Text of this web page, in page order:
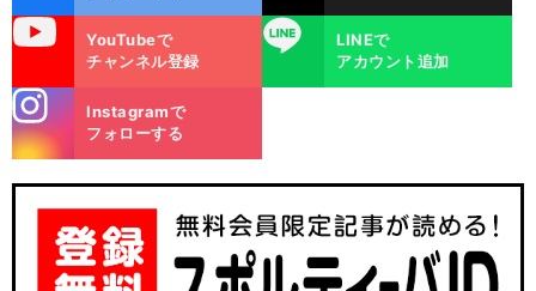
YouTubeで
チャンネル登録
LINE
LINEで
アカウント追加
m
Instagramで
フォローする